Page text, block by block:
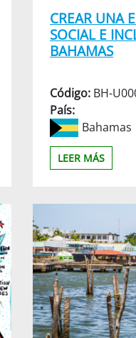
CREAR UNA
SOCIAL E
BAHAMAS
Código: BH-
País:
Bahamas
LEER MÁS